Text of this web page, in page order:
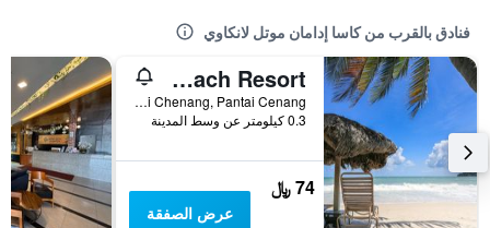
فنادق بالقرب من كاسا إدامان موتل لانكاوي
Melati Tanjong Beach Resort
Jalan Pantai Chenang, Pantai Cenang, ماليزيا
0.3 كيلومتر عن وسط المدينة
74 ﷼
عرض الصفقة